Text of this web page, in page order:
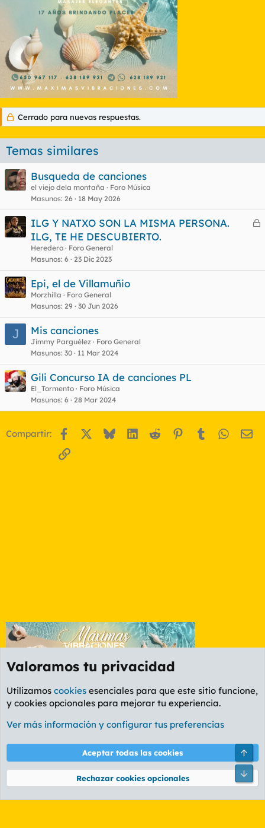
Cerrado para nuevas respuestas.
Temas similares
Busqueda de canciones
el viejo dela montaña
Foro Música
Masunos 26 18 May 2026
C
a
ILG Y NATXO SON LA MISMA PERSONA.
ILG, TE HE DESCUBIERTO.
Heredero
Foro General
Masunos 6 23 Dic 2023
Epi, el de Villamuñio
Morzhilla
Foro General
Masunos 29 30 Jun 2026
J Mis canciones
Jimmy Parguélez
Foro General
Masunos 30 11 Mar 2024
Gili Concurso IA de canciones PL
El_Tormento
Foro Música
Masunos 6 28 Mar 2024
Compartir: Facebook BlueskyLinkedIn
Reddit Pinterest
Tumblr
Enlace
Foro Rapiñas
Cookies
PL OLDSTYLE AMARILLO
Términos y reglas Política de privacidad Ayuda
Community platform by XenForo® © 2010-2026 XenForo Ltd.
Valoramos tu privacidad
Utilizamos cookies esenciales para que este sitio funcione,
y cookies opcionales para mejorar tu experiencia.
Ver más información y configurar tus preferencias
Aceptar todas las cookies
Rechazar cookies opcionales
Pie